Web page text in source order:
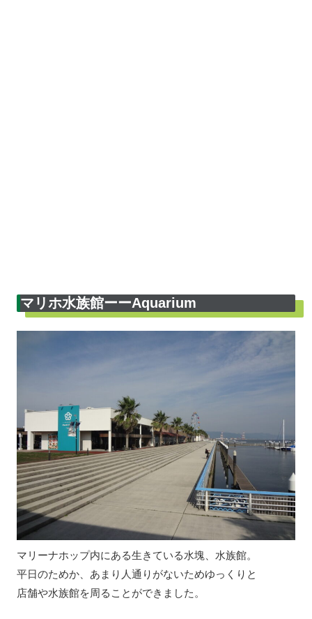
マリホ水族館ーーAquarium
マリーナホップ内にある生きている水塊、水族館。
平日のためか、あまり人通りがないためゆっくりと
店舗や水族館を周ることができました。